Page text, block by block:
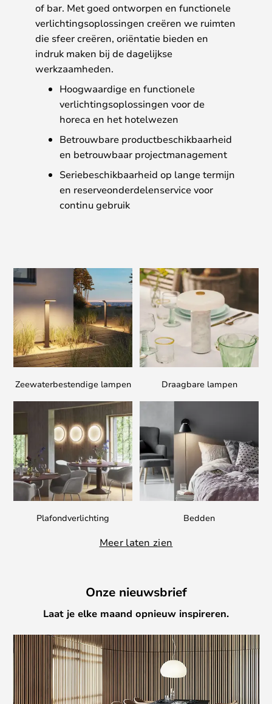
of bar. Met goed ontworpen en functionele
verlichtingsoplossingen creëren we ruimten
die sfeer creëren, oriëntatie bieden en
indruk maken bij de dagelijkse
werkzaamheden.
Hoogwaardige en functionele
verlichtingsoplossingen voor de
horeca en het hotelwezen
Betrouwbare productbeschikbaarheid
en betrouwbaar projectmanagement
Seriebeschikbaarheid op lange termijn
en reserveonderdelenservice voor
continu gebruik
Zeewaterbestendige lampen Draagbare lampen
Plafondverlichting Bedden
Meer laten zien
Onze nieuwsbrief
Laat je elke maand opnieuw inspireren.